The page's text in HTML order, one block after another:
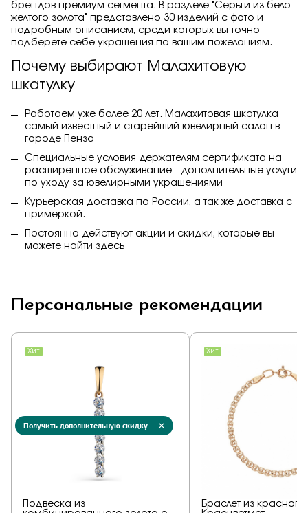
брендов премиум сегмента. В разделе "Серьги из бело-
желтого золота" представлено 30 изделий с фото и
подробным описанием, среди которых вы точно
подберете себе украшения по вашим пожеланиям.
Почему выбирают Малахитовую
шкатулку
Работаем уже более 20 лет. Малахитовая шкатулка
самый известный и старейший ювелирный салон в
городе Пенза
Специальные условия держателям сертификата на
расширенное обслуживание - дополнительные услуги
по уходу за ювелирными украшениями
Курьерская доставка по России, а так же доставка с
примеркой.
Постоянно действуют акции и скидки, которые вы
можете найти здесь
Персональные рекомендации
Получить дополнительную скидку